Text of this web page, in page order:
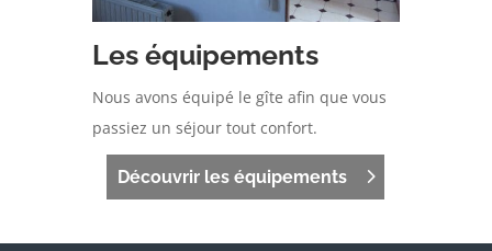
Les équipements
Nous avons équipé le gîte afin que vous
passiez un séjour tout confort.
Découvrir les équipements